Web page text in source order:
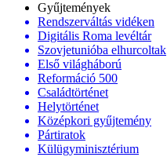
Gyűjtemények
Rendszerváltás vidéken
Digitális Roma levéltár
Szovjetunióba elhurcoltak
Első világháború
Reformáció 500
Családtörténet
Helytörténet
Középkori gyűjtemény
Pártiratok
Külügyminisztérium